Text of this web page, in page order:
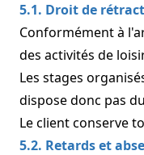
5.1. Droit de
Conformément à
des activités de
Les stages
dispose donc pas
Le client conserve
5.2. Retards et